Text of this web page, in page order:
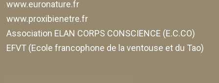
www.euronature.fr
www.proxibienetre.fr
Association ELAN CORPS CONSCIENCE (E.C.CO)
EFVT (Ecole francophone de la ventouse et du Tao)